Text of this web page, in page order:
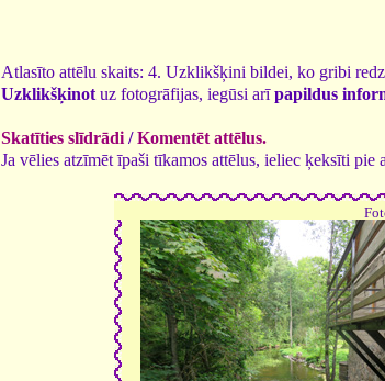
Atlasīto attēlu skaits: 4. Uzklikšķini bildei, ko gribi
Uzklikšķinot uz fotogrāfijas, iegūsi arīpapildus
Skatīties slīdrādi /Komentēt attēlus.
Ja vēlies atzīmēt īpaši tīkamos attēlus, ieliec ķeksīti